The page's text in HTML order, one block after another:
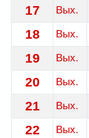
17 Вых.
18 Вых.
19 Вых.
20 Вых.
21 Вых.
22 Вых.